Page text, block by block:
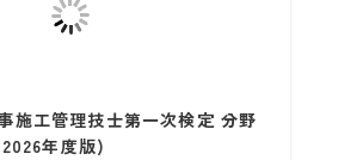
施工管理技士第一次検定 分野
年度版)